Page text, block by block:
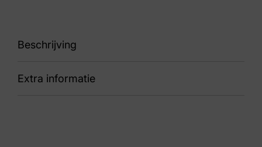
Beschrijving
H
Extra informatie